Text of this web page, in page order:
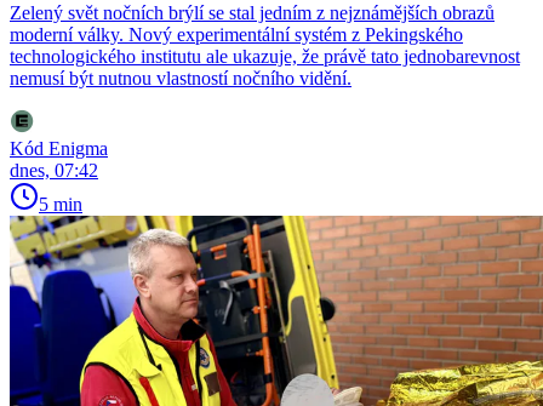
Zelený svět nočních brýlí se stal jedním z nejznámějších obrazů
moderní války. Nový experimentální systém z Pekingského
technologického institutu ale ukazuje, že právě tato jednobarevnost
nemusí být nutnou vlastností nočního vidění.
Kód Enigma
dnes, 07:42
5 min